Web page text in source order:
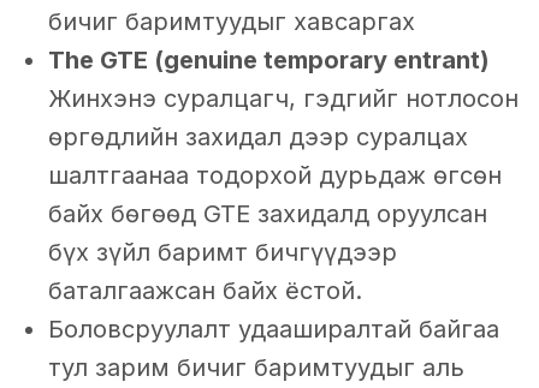
бичиг баримтуудыг хавсаргах
The GTE (genuine temporary entrant)
Жинхэнэ суралцагч, гэдгийг нотлосон
өргөдлийн захидал дээр суралцах
шалтгаанаа тодорхой дурьдаж өгсөн
байх бөгөөд GTE захидалд оруулсан
бүх зүйл баримт бичгүүдээр
баталгаажсан байх ёстой.
Боловсруулалт удааширалтай байгаа
тул зарим бичиг баримтуудыг аль